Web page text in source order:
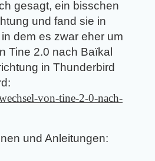
gesagt, ein bisschen
und fand sie in
dem es zwar eher um
Tine 2.0 nach Baïkal
in Thunderbird
von-tine-2-0-nach-
und Anleitungen: